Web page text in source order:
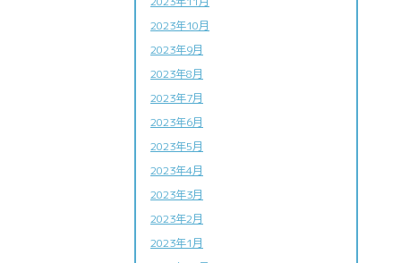
2023年10月
2023年9月
2023年8月
2023年7月
2023年6月
2023年5月
2023年4月
2023年3月
2023年2月
2023年1月